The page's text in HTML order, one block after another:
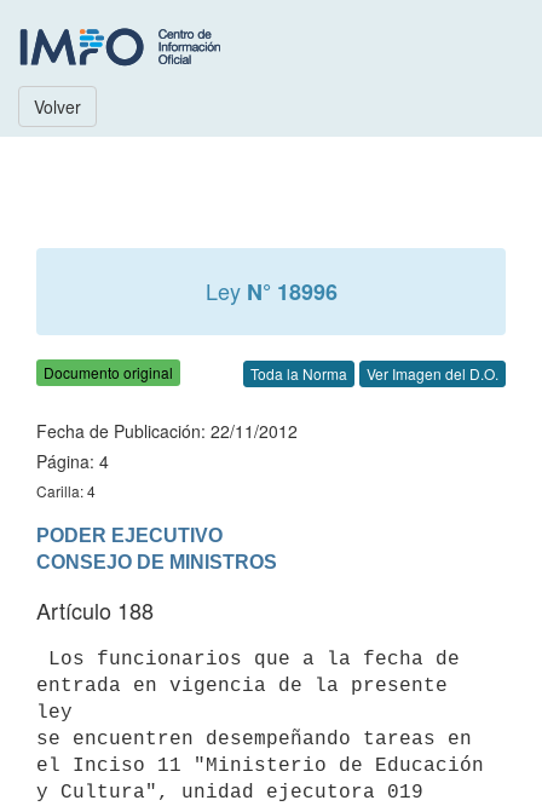
Volver
Ley N° 18996
Documento original Toda la Norma Ver Imagen del D.O.
Fecha de Publicación: 22/11/2012
Página: 4
Carilla: 4
PODER EJECUTIVO
Artículo 188
entrada en vigencia de la presente
ley
se encuentren desempeñando tareas en
el Inciso 11 "Ministerio de Educación
y Cultura", unidad ejecutora 019